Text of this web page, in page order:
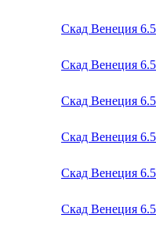
Скад Венеция
Скад Венеция
Скад Венеция
Скад Венеция
Скад Венеция
Скад Венеция